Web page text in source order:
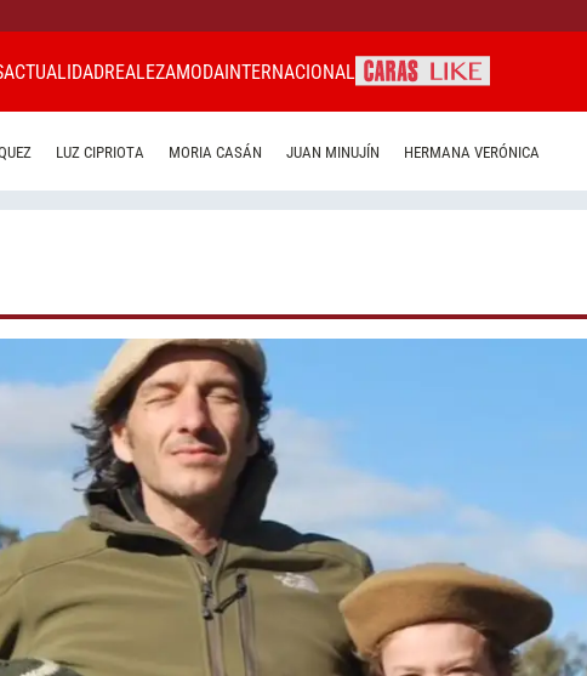
ACTUALIDADREALEZAMODAINTERNACIONAL
LUZ CIPRIOTA MORIA CASÁN JUAN MINUJÍN HERMANA VERÓNICA